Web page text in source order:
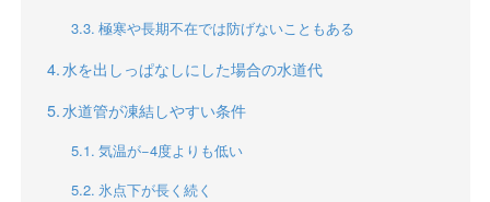
極寒や長期不在では防げないこともある
水を出しっぱなしにした場合の水道代
水道管が凍結しやすい条件
気温が−4度よりも低い
氷点下が長く続く